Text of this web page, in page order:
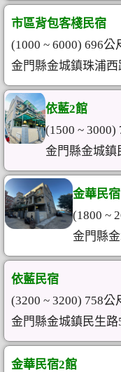
市區背包客棧民宿
(1000 ~ 6000) 696公
金門縣金城鎮珠浦
依藍2館
(1500 ~ 3000)
金門縣金城鎮
金華民宿
(1800 ~
金門縣
依藍民宿
(3200 ~ 3200) 758公
金門縣金城鎮民生路
金華民宿2館